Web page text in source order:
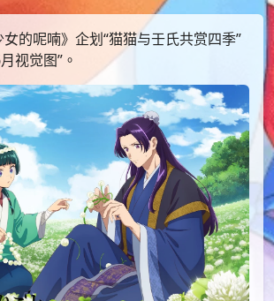
的呢喃》企划“猫猫与壬氏共赏四季”
视觉图”。